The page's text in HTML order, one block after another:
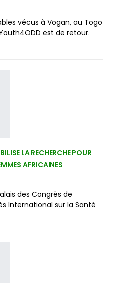
vécus à Vogan, au Togo
est de retour.
LA RECHERCHE POUR
AFRICAINES
des Congrès de
International sur la Santé